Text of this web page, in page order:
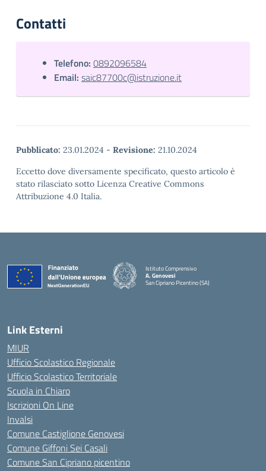
Contatti
Telefono: 0892096584
Email: saic87700c@istruzione.it
Pubblicato: 23.01.2024 - Revisione: 21.10.2024
Eccetto dove diversamente specificato, questo articolo è
stato rilasciato sotto Licenza Creative Commons
Attribuzione 4.0 Italia.
Istituto Comprensivo
A. Genovesi
San Cipriano Picentino (SA)
— Visita la pagina iniziale della scuola
Link Esterni
MIUR
Ufficio Scolastico Regionale
Ufficio Scolastico Territoriale
Scuola in Chiaro
Iscrizioni On Line
Invalsi
Comune Castiglione Genovesi
Comune Giffoni Sei Casali
Comune San Cipriano picentino